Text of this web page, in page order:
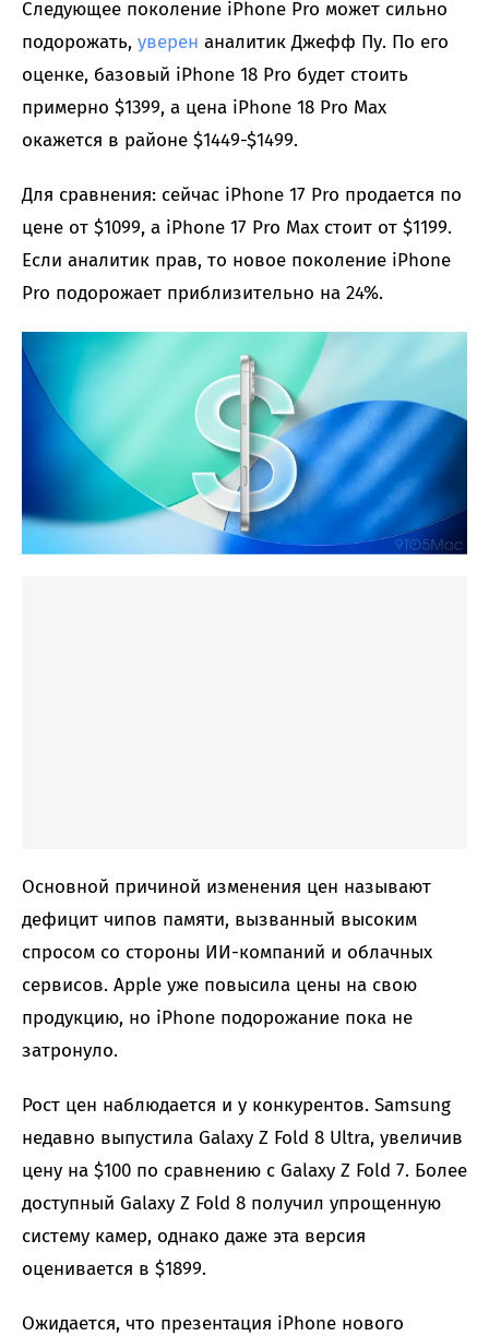
Следующее поколение iPhone Pro может сильно
подорожать, уверен аналитик Джефф Пу. По его
оценке, базовый iPhone 18 Pro будет стоить
примерно $1399, а цена iPhone 18 Pro Max
окажется в районе $1449-$1499.
Для сравнения: сейчас iPhone 17 Pro продается по
цене от $1099, а iPhone 17 Pro Max стоит от $1199.
Если аналитик прав, то новое поколение iPhone
Pro подорожает приблизительно на 24%.
Основной причиной изменения цен называют
дефицит чипов памяти, вызванный высоким
спросом со стороны ИИ-компаний и облачных
сервисов. Apple уже повысила цены на свою
продукцию, но iPhone подорожание пока не
затронуло.
Рост цен наблюдается и у конкурентов. Samsung
недавно выпустила Galaxy Z Fold 8 Ultra, увеличив
цену на $100 по сравнению с Galaxy Z Fold 7. Более
доступный Galaxy Z Fold 8 получил упрощенную
систему камер, однако даже эта версия
оценивается в $1899.
Ожидается, что презентация iPhone нового